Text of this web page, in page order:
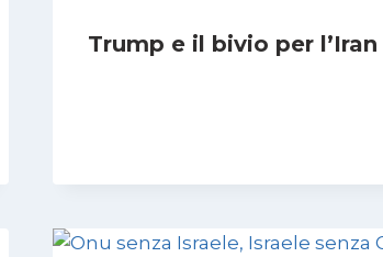
Trump e il bivio per l’Iran